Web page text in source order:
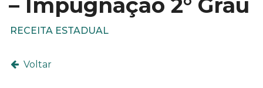
– Impugnação 2° Grau
RECEITA ESTADUAL
Voltar